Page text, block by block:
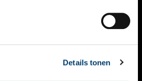
Details tonen